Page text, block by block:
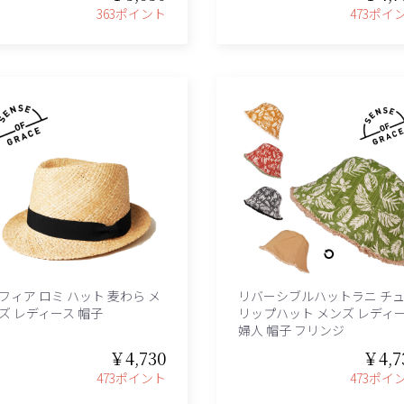
363ポイント 473ポイ
ィア ロミ ハット 麦わら メ
レディース 帽子
￥4,730
473ポイント
リバーシブルハットラニ チ
リップハット メンズ レディ
婦人 帽子 フリンジ
￥
473ポイ